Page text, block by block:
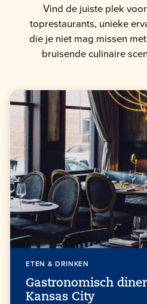
Vind de juiste plek
toprestaurants, unieke
die je niet mag missen
bruisende culinaire
ETEN & DRINKEN
Gastronomisch
Kansas City